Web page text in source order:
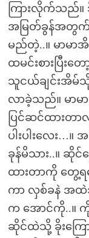
ကြားလိုက်သည်။
အမြတ်ခွန်အတွက်
မည်တဲ့..။ မာမာအိ
ထမင်းစားပြီးတ
သူငယ်ချင်းအိမ်သို့
လာခဲ့သည်။ မာမ
ပြင်ဆင်ထားတာ
ပါးပါးလေး…
ခုန်မိသား..။ ဆိုင်
ထားတာကို တွေ့
ကာ လှစ်ခနဲ အ
က အောင်ကို..။ ကို
ဆိုင်ထဲသို့ ခိုးကြေ